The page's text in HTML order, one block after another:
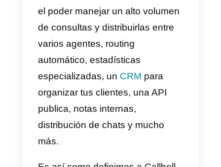
para evitar confusiones y
descontentos entre tus clientes.
Si logras prepararte bien para
este tipo de fechas y cuentas
una organización y herramientas
que te ayuden a manejar estas
cantidades de trabajo. Ten por